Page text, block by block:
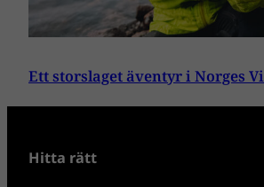
Ett storslaget äventyr i Norges
Hitta rätt